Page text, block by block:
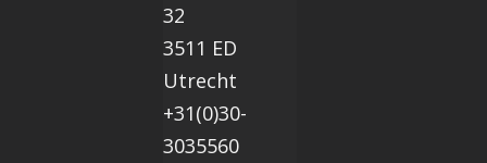
32
3511 ED
Utrecht
+31(0)30-
3035560